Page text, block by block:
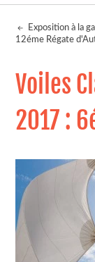
Exposition à la
12éme Régate
Voiles
2017 :